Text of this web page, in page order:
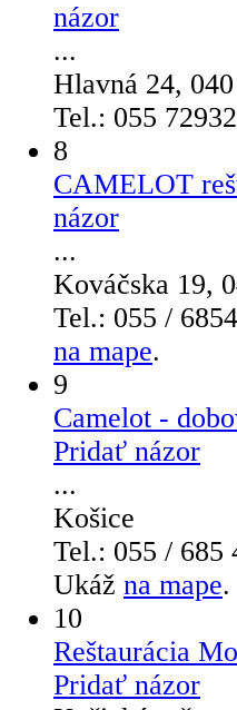
názor
...
Hlavná 24,
Tel.: 055
8
CAMELOT
názor
...
Kováčska 19,
Tel.: 055 /
na mape.
9
Camelot -
Pridať názor
...
Košice
Tel.: 055 / 685
Ukáž na mape.
10
Reštaurácia
Pridať názor